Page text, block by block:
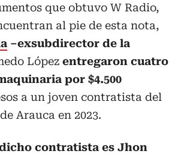
que obtuvo W Radio,
al pie de esta nota,
–exsubdirector de la
López entregaron cuatro
por $4.500
a un joven contratista del
Arauca en 2023.
contratista es Jhon